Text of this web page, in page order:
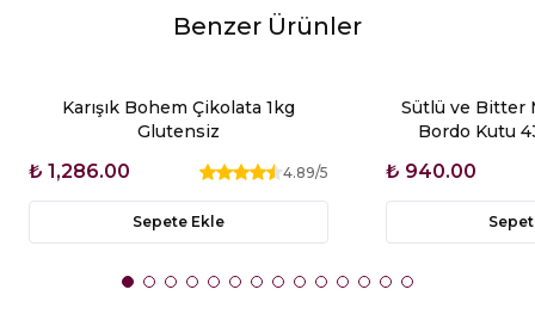
Benzer Ürünler
Karışık Bohem Çikolata 1kg
Glutensiz
₺ 1,286.00 4.89/5
Sepete Ekle
Sütlü ve Bitter
Bordo Kutu
₺ 940.00